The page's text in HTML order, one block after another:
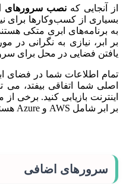
از آنجایی که نصب سرورهای
بسیاری از کسب‌وکارها برای
به برنامه‌های ابری متکی
بر ابر، نیازی به نگرانی در
یافتن فضایی در محل برای
تمام اطلاعات شما در فضای
اصلی شما اتفاقی بیفتد، می
اینترنت بازیابی کنید. برخی
بر ابر شامل AWS و Azure هستند.
سرورهای اضافی